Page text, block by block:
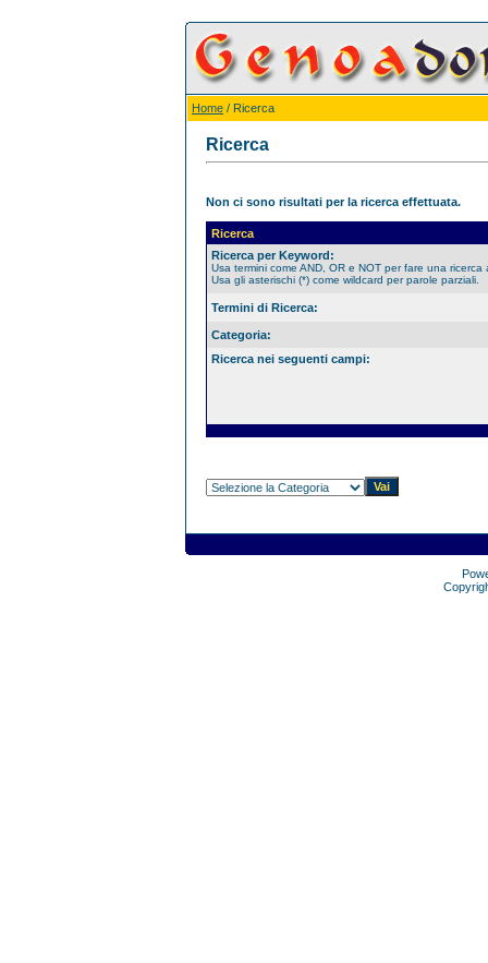
Home / Ricerca
Ricerca
Non ci sono risultati per la ricerca effettuata.
Ricerca
Ricerca per Keyword:
Usa termini come AND, OR e NOT per fare una ricerca
Usa gli asterischi (*) come wildcard per parole parziali.
Termini di Ricerca:
Categoria:
Ricerca nei seguenti campi: